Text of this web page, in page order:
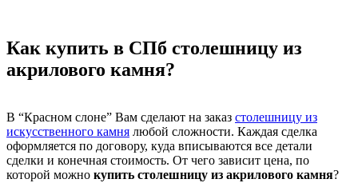
Как купить в СПб столешницу из
акрилового камня?
В “Красном слоне” Вам сделают на заказ столешницу из
искусственного камня любой сложности. Каждая сделка
оформляется по договору, куда вписываются все детали
сделки и конечная стоимость. От чего зависит цена, по
которой можно купить столешницу из акрилового камня?